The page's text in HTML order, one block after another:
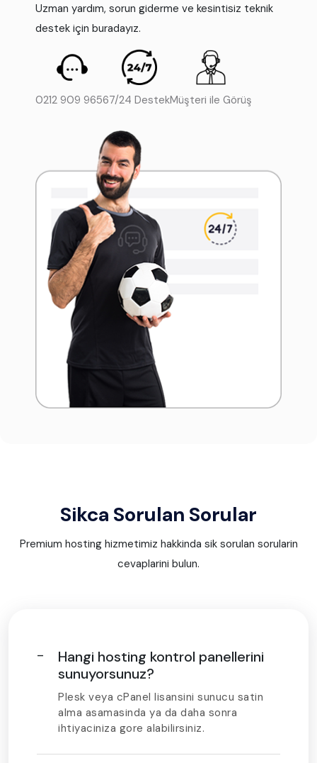
Uzman yardım, sorun giderme ve kesintisiz teknik
destek için buradayız.
0212 909 96567/24 DestekMüşteri ile Görüş
Sikca Sorulan Sorular
Premium hosting hizmetimiz hakkinda sik sorulan sorularin
cevaplarini bulun.
Hangi hosting kontrol panellerini
sunuyorsunuz?
Plesk veya cPanel lisansini sunucu satin
alma asamasinda ya da daha sonra
ihtiyaciniza gore alabilirsiniz.